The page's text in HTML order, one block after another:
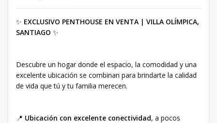
✨ EXCLUSIVO PENTHOUSE EN VENTA | VILLA OLÍMPICA,
SANTIAGO ✨
Descubre un hogar donde el espacio, la comodidad y una
excelente ubicación se combinan para brindarte la calidad
de vida que tú y tu familia merecen.
📍 Ubicación con excelente conectividad, a pocos